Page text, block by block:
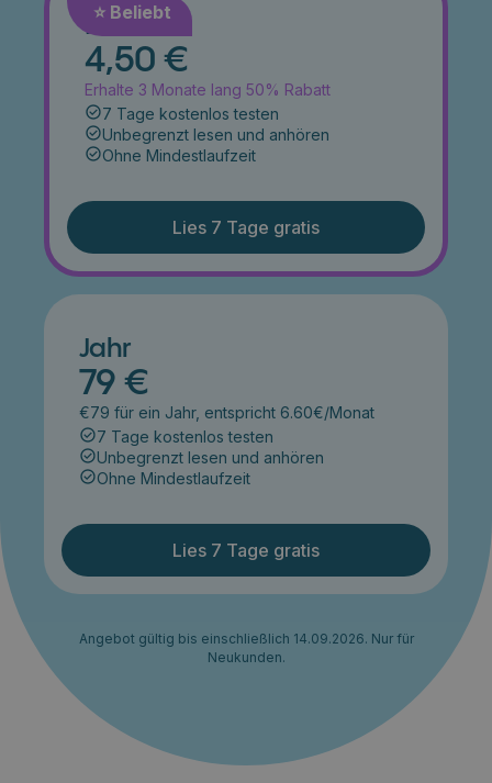
⭐️ Beliebt
Monat
4,50 €
Erhalte 3 Monate lang 50% Rabatt
7 Tage kostenlos testen
Unbegrenzt lesen und anhören
Ohne Mindestlaufzeit
Lies 7 Tage gratis
Jahr
79 €
€79 für ein Jahr, entspricht 6.60€/Monat
7 Tage kostenlos testen
Unbegrenzt lesen und anhören
Ohne Mindestlaufzeit
Lies 7 Tage gratis
Angebot gültig bis einschließlich 14.09.2026. Nur für
Neukunden.